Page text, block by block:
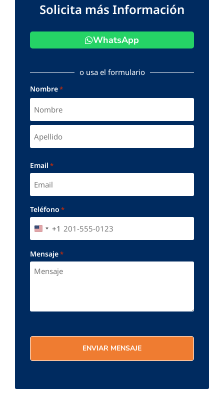
Solicita más Información
WhatsApp
o usa el formulario
Nombre*
Email *
Teléfono *
UNITED STATES +1
+1
Mensaje*